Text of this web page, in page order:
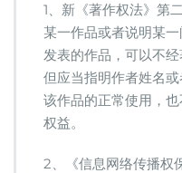
1、新《著作权法》第
某一作品或者说明某
发表的作品，可以不
但应当指明作者姓名
该作品的正常使用，
权益。
2、《信息网络传播权